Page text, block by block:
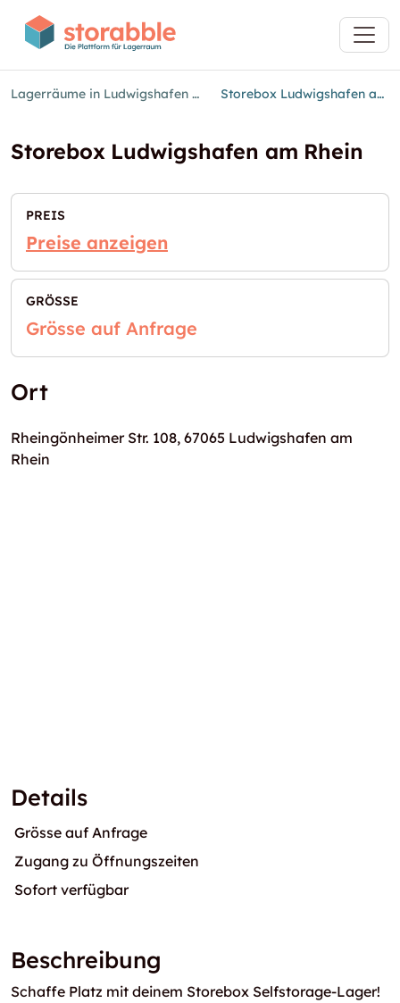
Lagerräume in Ludwigshafen am Rhein Storebox Ludwigshafen am Rhein
Storebox Ludwigshafen am Rhein
PREIS
Preise anzeigen
GRÖSSE
Grösse auf Anfrage
Ort
Rheingönheimer Str. 108, 67065 Ludwigshafen am
Rhein
Details
Grösse auf Anfrage
Zugang zu Öffnungszeiten
Sofort verfügbar
Beschreibung
Schaffe Platz mit deinem Storebox Selfstorage-Lager!